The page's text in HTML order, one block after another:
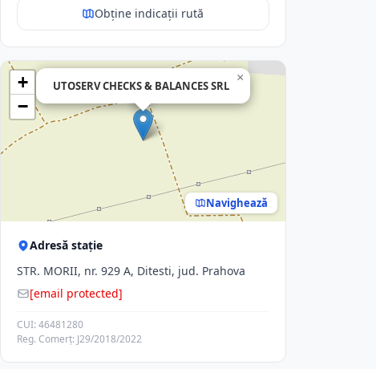
Obține indicații rută
UTOSERV CHECKS & BALANCES SRL
×
+
−
Navighează
Adresă stație
STR. MORII, nr. 929 A, Ditesti, jud. Prahova
[email protected]
CUI: 46481280
Reg. Comerț: J29/2018/2022